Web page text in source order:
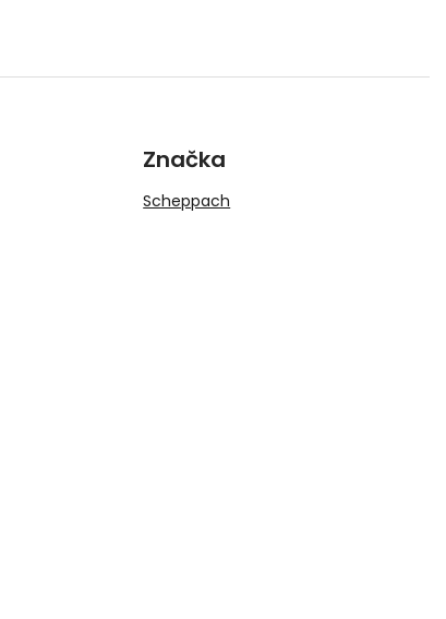
Značka
Scheppach